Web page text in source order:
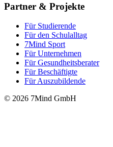
Partner & Projekte
Für Stu­die­rende
Für den Schulalltag
7Mind Sport
Für Unter­neh­men
Für Gesund­heits­be­ra­ter
Für Beschäftigte
Für Auszubildende
© 2026 7Mind GmbH